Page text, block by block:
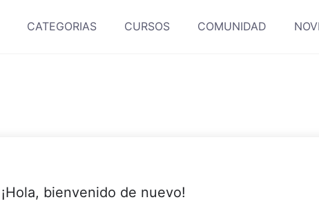
CATEGORIAS CURSOS COMUNIDAD
¡Hola, bienvenido de nuevo!